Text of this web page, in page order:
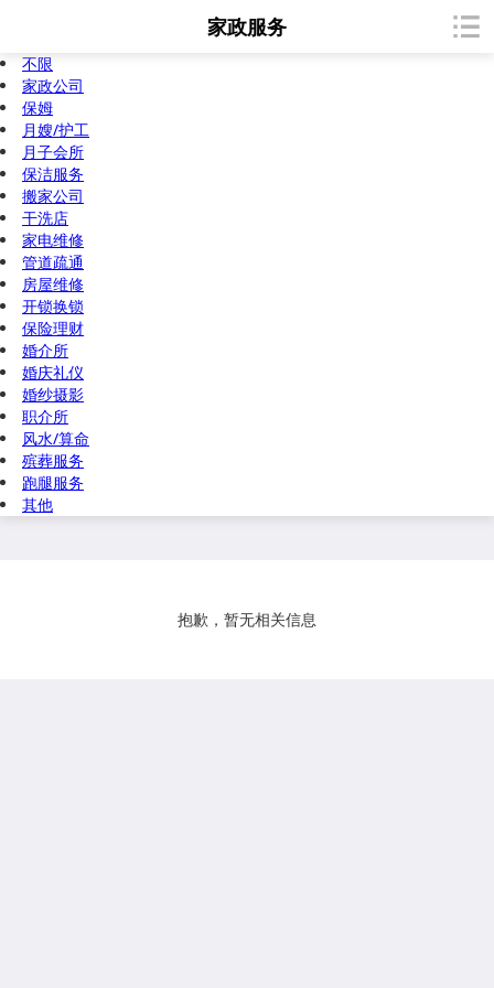
家政服务
不限
家政公司
保姆
月嫂/护工
月子会所
保洁服务
搬家公司
干洗店
家电维修
管道疏通
房屋维修
开锁换锁
保险理财
婚介所
婚庆礼仪
婚纱摄影
职介所
风水/算命
殡葬服务
跑腿服务
其他
抱歉，暂无相关信息